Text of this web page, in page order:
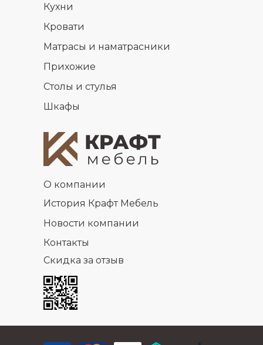
Кухни
Кровати
Матрасы и наматрасники
Прихожие
Столы и стулья
Шкафы
О компании
История Крафт Мебель
Новости компании
Контакты
Скидка за отзыв